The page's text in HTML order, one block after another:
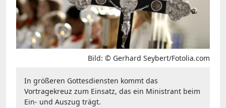
Bild: © Gerhard Seybert/Fotolia.com
In größeren Gottesdiensten kommt das
Vortragekreuz zum Einsatz, das ein Ministrant beim
Ein- und Auszug trägt.